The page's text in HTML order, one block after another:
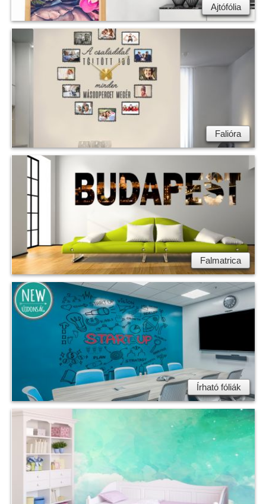
Ajtófólia
Falióra
Falmatrica
Írható fóliák